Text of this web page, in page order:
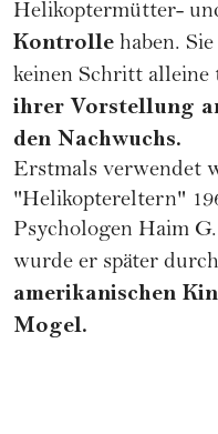
Helikoptermütter-
Kontrolle haben.
keinen Schritt
ihrer Vorstellung
den Nachwuchs.
Erstmals verwendet
"Helikoptereltern"
Psychologen Haim
wurde er später
amerikanischen
Mogel.